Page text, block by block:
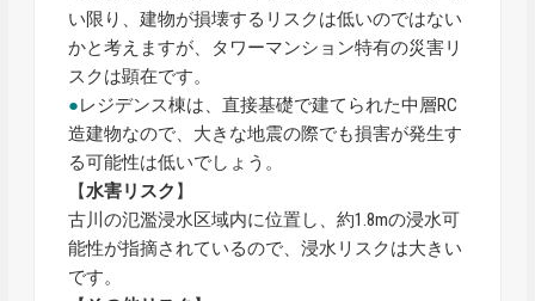
い限り、建物が損壊するリスクは低いのではない
かと考えますが、タワーマンション特有の災害リ
スクは顕在です。
●レジデンス棟は、直接基礎で建てられた中層RC
造建物なので、大きな地震の際でも損害が発生す
る可能性は低いでしょう。
【水害リスク 】
古川の氾濫浸水区域内に位置し、約1.8mの浸水可
能性が指摘されているので、浸水リスクは大きい
です。